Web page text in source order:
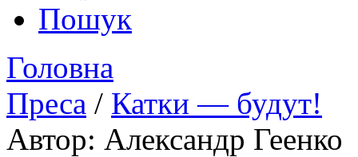
Пошук
Головна
Преса / Катки — будут!
Автор: Александр Геенко